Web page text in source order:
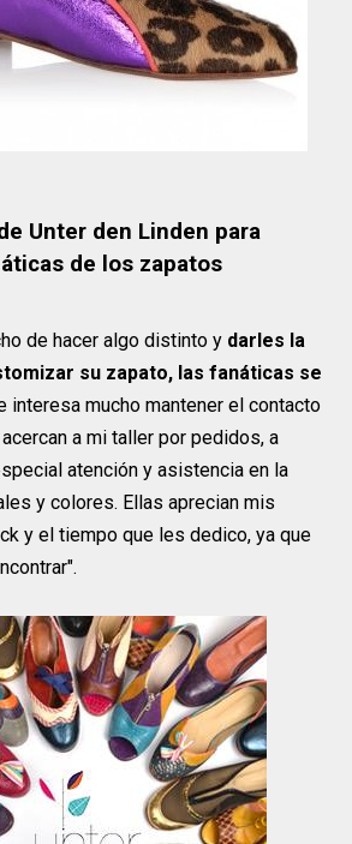
Unter den Linden para
de los zapatos
de hacer algo distinto y darles la
su zapato, las fanáticas se
interesa mucho mantener el contacto
a mi taller por pedidos, a
atención y asistencia en la
y colores. Ellas aprecian mis
y el tiempo que les dedico, ya que